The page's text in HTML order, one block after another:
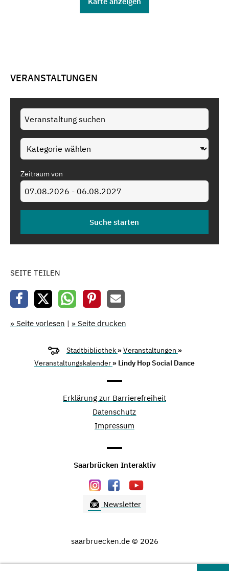
VERANSTALTUNGEN
Zeitraum von
SEITE TEILEN
» Seite vorlesen | » Seite drucken
Stadtbibliothek »Veranstaltungen »
Veranstaltungskalender » Lindy Hop Social Dance
Erklärung zur Barrierefreiheit
Datenschutz
Impressum
Saarbrücken Interaktiv
Newsletter
saarbruecken.de © 2026